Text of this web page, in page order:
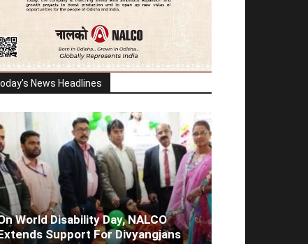
News Headlines
World Disability Day, NALCO
Support For Divyangjans